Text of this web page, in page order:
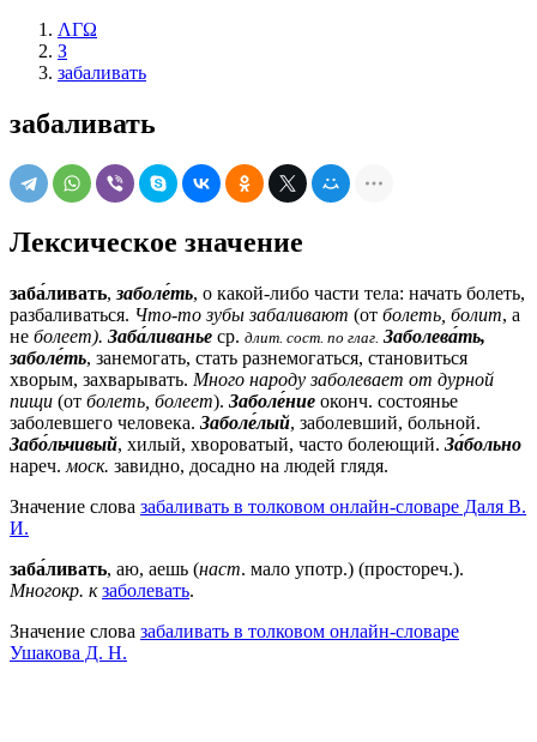
ΛΓΩ
З
забаливать
забаливать
Лексическое значение
заба́ливать, заболе́ть, о какой-либо части тела: начать болеть,
разбаливаться. Что-то зубы забаливают (от болеть, болит, а
не болеет). Заба́ливанье ср. длит. сост. по глаг. Заболева́ть,
заболе́ть, занемогать, стать разнемогаться, становиться
хворым, захварывать. Много народу заболевает от дурной
пищи (от болеть, болеет). Заболе́ние оконч. состоянье
заболевшего человека. Заболе́лый, заболевший, больной.
Забо́льчивый, хилый, хвороватый, часто болеющий. За́больно
нареч. моск. завидно, досадно на людей глядя.
Значение слова забаливать в толковом онлайн-словаре Даля В.
И.
заба́ливать, аю, аешь (наст. мало употр.) (простореч.).
Многокр. к заболевать.
Значение слова забаливать в толковом онлайн-словаре
Ушакова Д. Н.